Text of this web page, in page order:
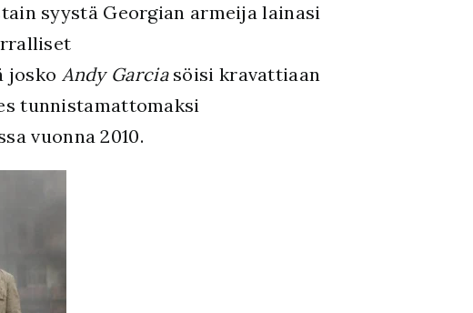
syystä Georgian armeija lainasi
josko Andy Garciasöisi kravattiaan
tunnistamattomaksi
vuonna 2010.